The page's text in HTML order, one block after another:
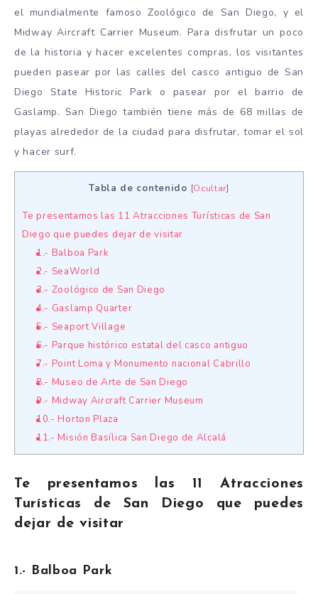
el mundialmente famoso Zoológico de San Diego, y el
Midway Aircraft Carrier Museum. Para disfrutar un poco
de la historia y hacer excelentes compras, los visitantes
pueden pasear por las calles del casco antiguo de San
Diego State Historic Park o pasear por el barrio de
Gaslamp. San Diego también tiene más de 68 millas de
playas alrededor de la ciudad para disfrutar, tomar el sol
y hacer surf.
Tabla de contenido [Ocultar]
Te presentamos las 11 Atracciones Turísticas de San
Diego que puedes dejar de visitar
1.- Balboa Park
2.- SeaWorld
3.- Zoológico de San Diego
4.- Gaslamp Quarter
5.- Seaport Village
6.- Parque histórico estatal del casco antiguo
7.- Point Loma y Monumento nacional Cabrillo
8.- Museo de Arte de San Diego
9.- Midway Aircraft Carrier Museum
10.- Horton Plaza
11.- Misión Basílica San Diego de Alcalá
Te presentamos las 11 Atracciones
Turísticas de San Diego que puedes
dejar de visitar
1.- Balboa Park